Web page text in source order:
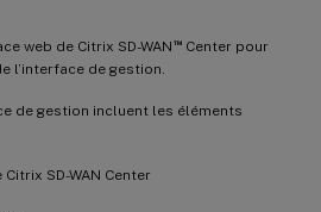
web de Citrix SD-WAN ™Center pour
l’interface de gestion.
de gestion incluent les éléments
SD-WAN Center